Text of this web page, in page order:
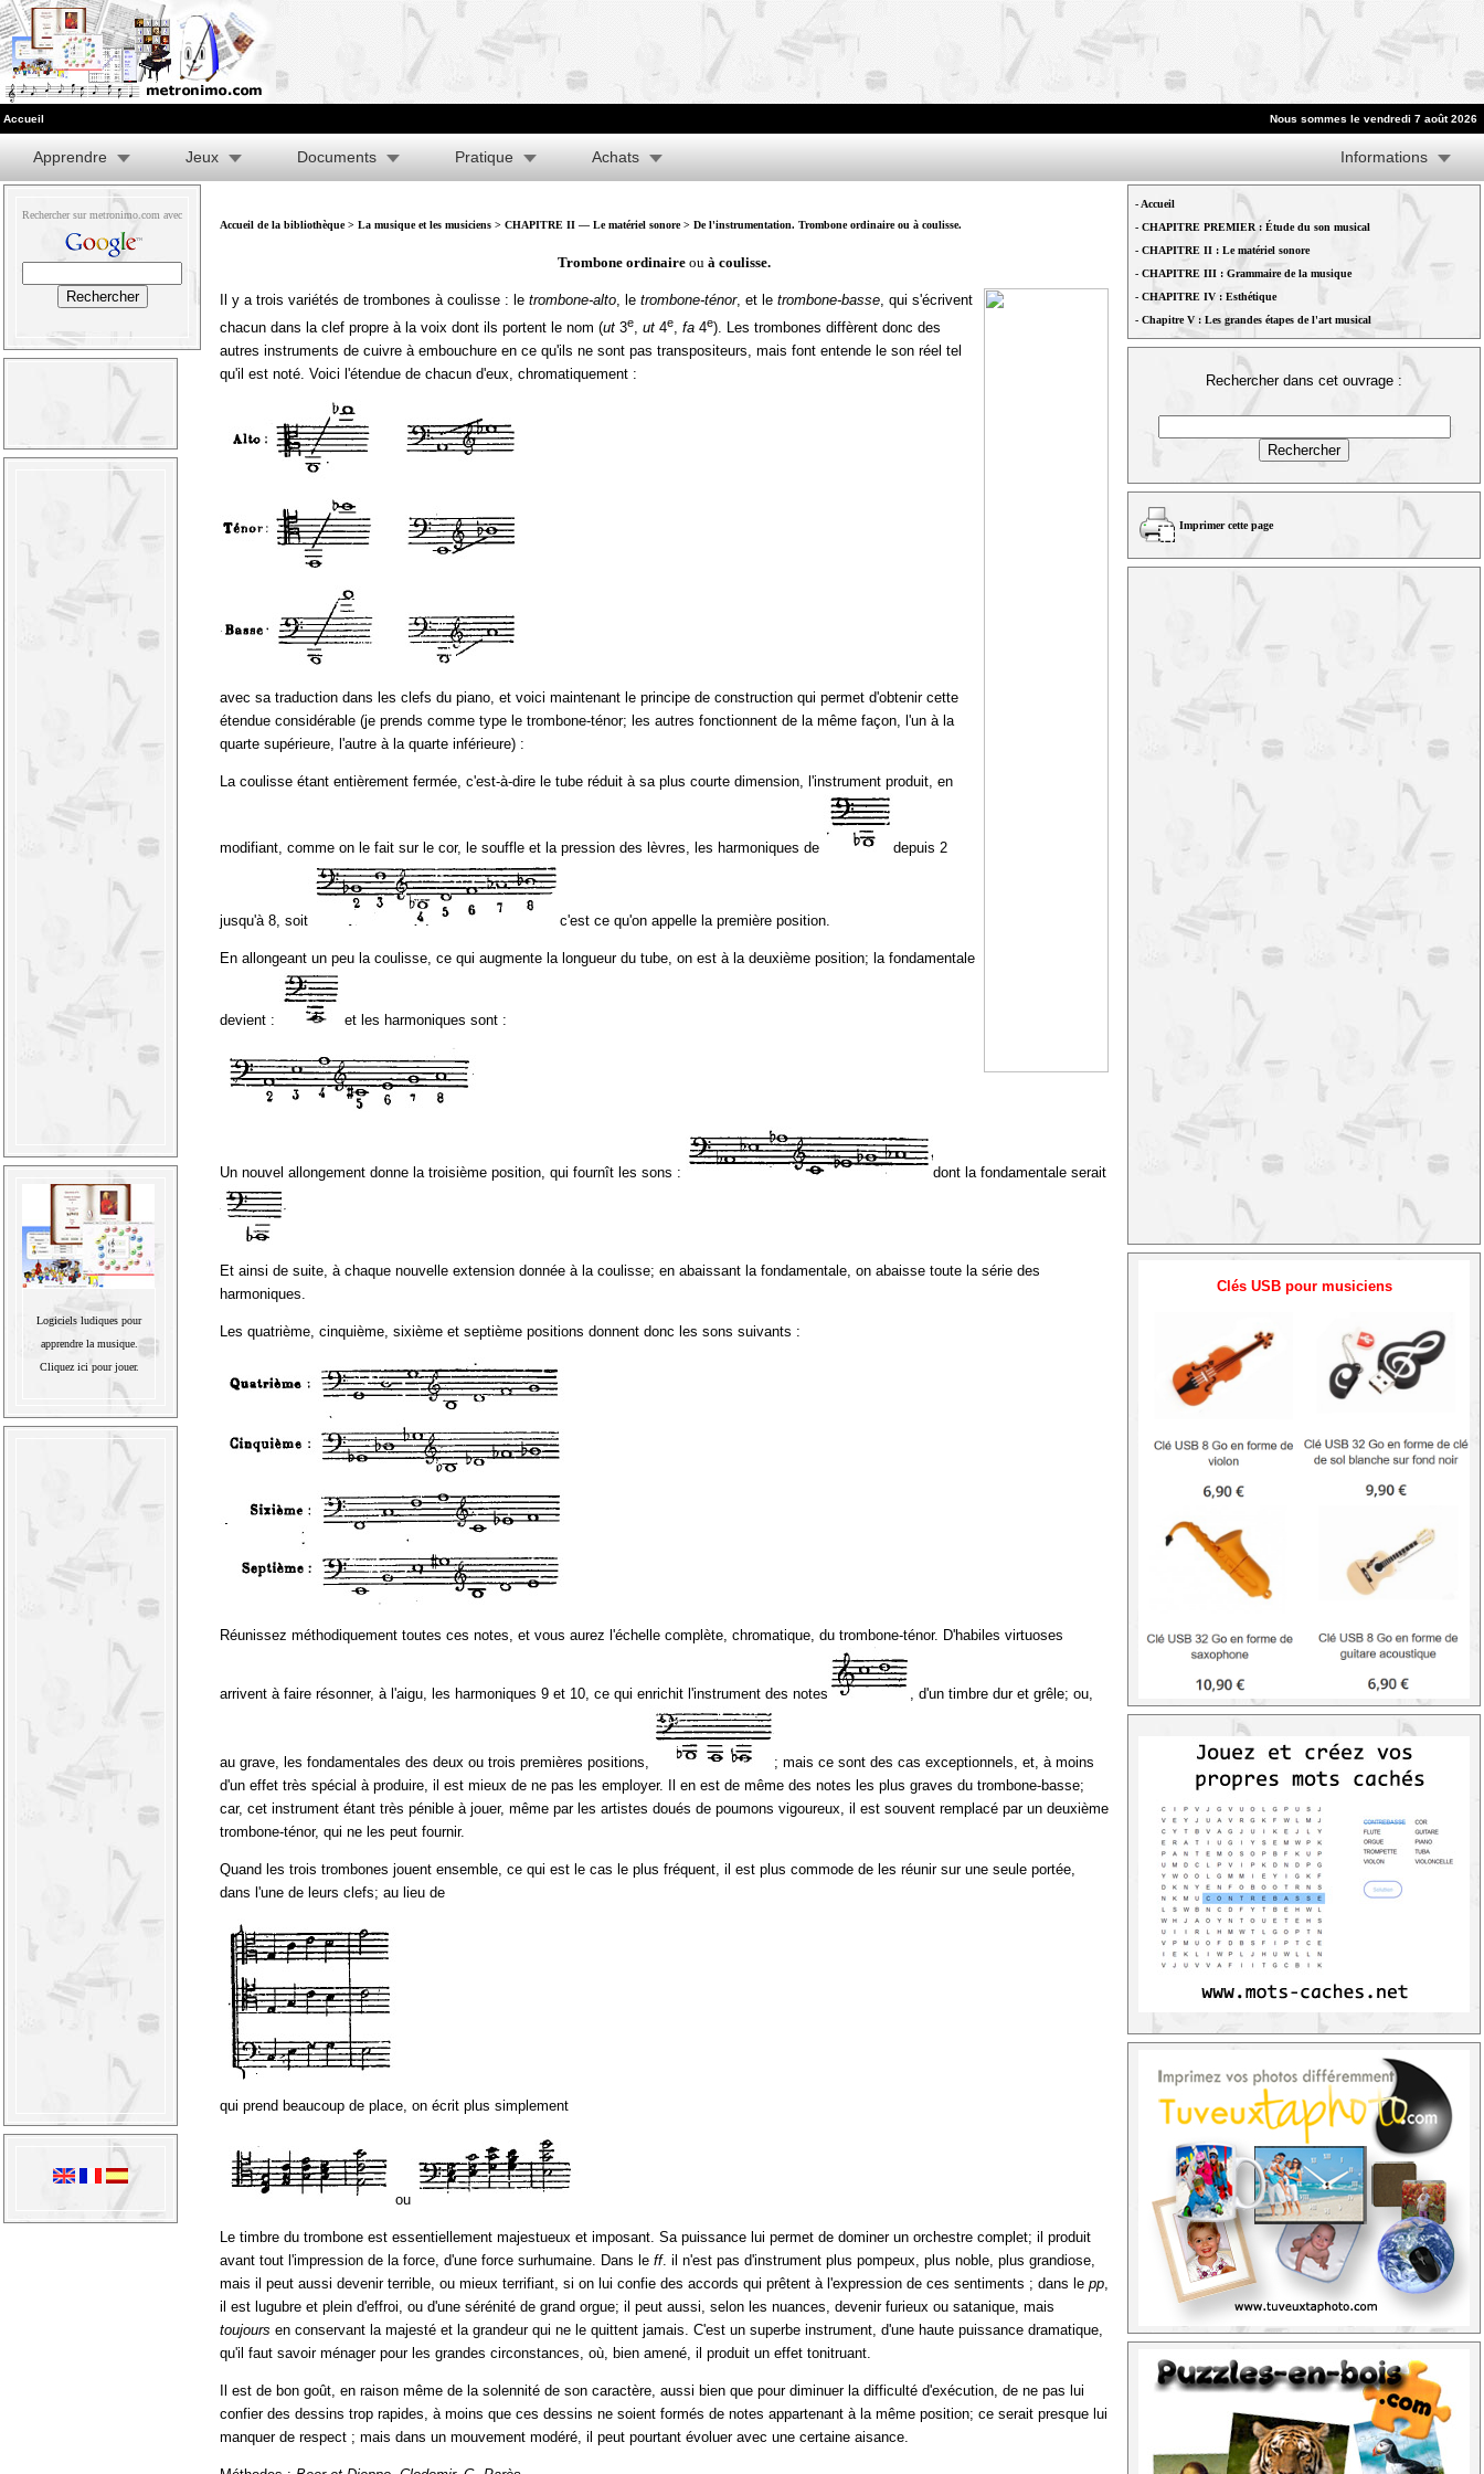
Accueil Nous sommes le vendredi 7 août 2026
Apprendre Jeux Documents Pratique Achats Informations
Rechercher sur metronimo.com avec
Logiciels ludiques pour
apprendre la musique.
Cliquez ici pour jouer.
Accueil de la bibliothèque> La musique et les musiciens > CHAPITRE II — Le matériel sonore> De l'instrumentation. Trombone ordinaire ou à coulisse.
Trombone ordinaire ou à coulisse.
Il y a trois variétés de trombones à coulisse : le trombone-alto, le trombone-ténor, et le trombone-basse, qui s'écrivent
chacun dans la clef propre à la voix dont ils portent le nom (ut 3e, ut 4e, fa 4e). Les trombones diffèrent donc des
autres instruments de cuivre à embouchure en ce qu'ils ne sont pas transpositeurs, mais font entende le son réel tel
qu'il est noté. Voici l'étendue de chacun d'eux, chromatiquement :
avec sa traduction dans les clefs du piano, et voici maintenant le principe de construction qui permet d'obtenir cette
étendue considérable (je prends comme type le trombone-ténor; les autres fonctionnent de la même façon, l'un à la
quarte supérieure, l'autre à la quarte inférieure) :
La coulisse étant entièrement fermée, c'est-à-dire le tube réduit à sa plus courte dimension, l'instrument produit, en
modifiant, comme on le fait sur le cor, le souffle et la pression des lèvres, les harmoniques de depuis 2
jusqu'à 8, soit c'est ce qu'on appelle la première position.
En allongeant un peu la coulisse, ce qui augmente la longueur du tube, on est à la deuxième position; la fondamentale
devient : et les harmoniques sont :
Un nouvel allongement donne la troisième position, qui fournît les sons : dont la fondamentale serait
Et ainsi de suite, à chaque nouvelle extension donnée à la coulisse; en abaissant la fondamentale, on abaisse toute la série des
harmoniques.
Les quatrième, cinquième, sixième et septième positions donnent donc les sons suivants :
Réunissez méthodiquement toutes ces notes, et vous aurez l'échelle complète, chromatique, du trombone-ténor. D'habiles virtuoses
arrivent à faire résonner, à l'aigu, les harmoniques 9 et 10, ce qui enrichit l'instrument des notes , d'un timbre dur et grêle; ou,
au grave, les fondamentales des deux ou trois premières positions,
; mais ce sont des cas exceptionnels, et, à moins
d'un effet très spécial à produire, il est mieux de ne pas les employer. Il en est de même des notes les plus graves du trombone-basse;
car, cet instrument étant très pénible à jouer, même par les artistes doués de poumons vigoureux, il est souvent remplacé par un deuxième
trombone-ténor, qui ne les peut fournir.
Quand les trois trombones jouent ensemble, ce qui est le cas le plus fréquent, il est plus commode de les réunir sur une seule portée,
dans l'une de leurs clefs; au lieu de
qui prend beaucoup de place, on écrit plus simplement
ou
Le timbre du trombone est essentiellement majestueux et imposant. Sa puissance lui permet de dominer un orchestre complet; il produit
avant tout l'impression de la force, d'une force surhumaine. Dans le ff. il n'est pas d'instrument plus pompeux, plus noble, plus grandiose,
mais il peut aussi devenir terrible, ou mieux terrifiant, si on lui confie des accords qui prêtent à l'expression de ces sentiments ; dans le pp,
il est lugubre et plein d'effroi, ou d'une sérénité de grand orgue; il peut aussi, selon les nuances, devenir furieux ou satanique, mais
toujours en conservant la majesté et la grandeur qui ne le quittent jamais. C'est un superbe instrument, d'une haute puissance dramatique,
qu'il faut savoir ménager pour les grandes circonstances, où, bien amené, il produit un effet tonitruant.
Il est de bon goût, en raison même de la solennité de son caractère, aussi bien que pour diminuer la difficulté d'exécution, de ne pas lui
confier des dessins trop rapides, à moins que ces dessins ne soient formés de notes appartenant à la même position; ce serait presque lui
manquer de respect ; mais dans un mouvement modéré, il peut pourtant évoluer avec une certaine aisance.
- Accueil
- CHAPITRE PREMIER : Étude du son musical
- CHAPITRE II : Le matériel sonore
- CHAPITRE III : Grammaire de la musique
- CHAPITRE IV : Esthétique
- Chapitre V : Les grandes étapes de l'art musical
Rechercher dans cet ouvrage :
Imprimer cette page
Clés USB pour musiciens